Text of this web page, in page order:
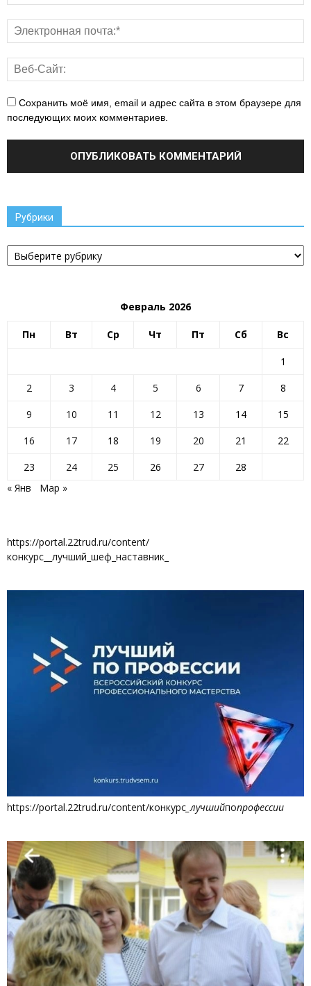
Сохранить моё имя, email и адрес сайта в этом браузере для
последующих моих комментариев.
Рубрики
Рубрики
Февраль 2026
Пн Вт Ср Чт Пт Сб Вс
1
2
3 4 5 6 7
8
9
10 11 12 13 14
15
16
17 18 19 20 21
22
23
24 25 26 27
28
« Янв
Мар »
https://portal.22trud.ru/content/
конкурс__лучший_шеф_наставник_
https://portal.22trud.ru/content/конкурс _лучшийпопрофессии